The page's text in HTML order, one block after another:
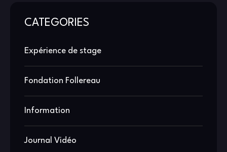
CATEGORIES
Expérience de stage
Fondation Follereau
Information
Journal Vidéo